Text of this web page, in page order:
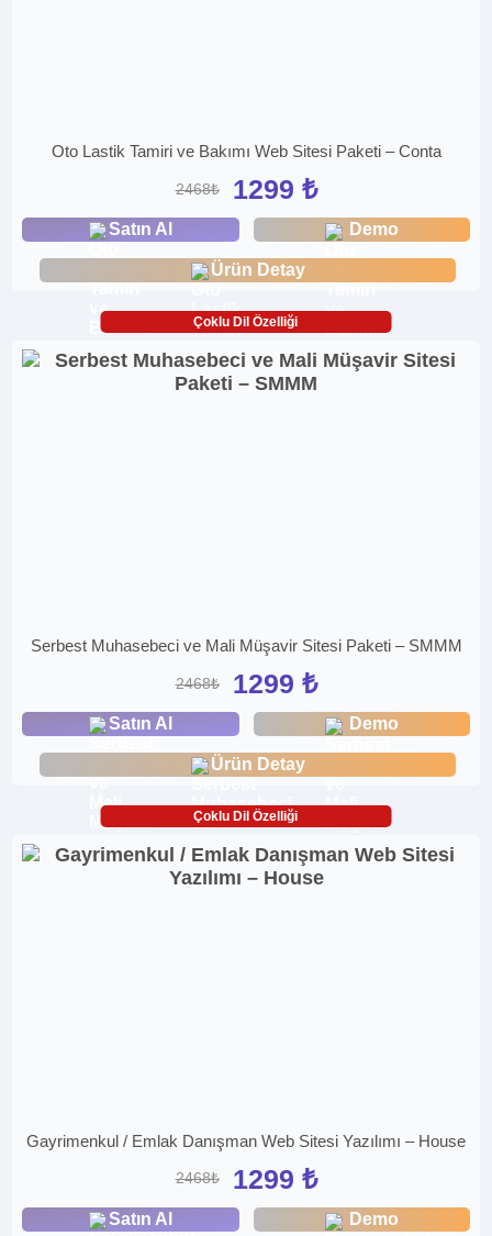
Oto Lastik Tamiri ve Bakımı Web Sitesi Paketi – Conta
2468₺ 1299 ₺
Satın Al Demo
Ürün Detay
Çoklu Dil Özelliği
Serbest Muhasebeci ve Mali Müşavir Sitesi Paketi – SMMM
2468₺ 1299 ₺
Satın Al Demo
Ürün Detay
Çoklu Dil Özelliği
Gayrimenkul / Emlak Danışman Web Sitesi Yazılımı – House
2468₺ 1299 ₺
Satın Al Demo